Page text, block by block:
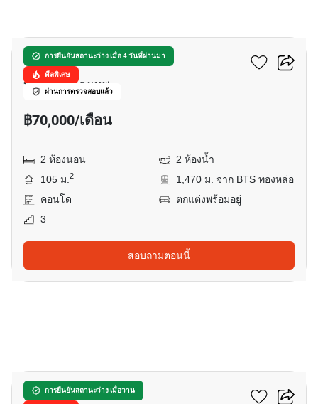
การยืนยันสถานะว่าง เมื่อ 4 วันที่ผ่านมา
ดีลพิเศษ
ผ่านการตรวจสอบแล้ว
ทองหล่อ 21 เรสซิเดนซ์
ทองหล่อ, กรุงเทพ
฿70,000/เดือน
2 ห้องนอน
2 ห้องน้ำ
105 ม.2
1,470 ม. จาก BTS ทองหล่อ
คอนโด
ตกแต่งพร้อมอยู่
3
สอบถามตอนนี้
การยืนยันสถานะว่าง เมื่อวาน
เดอะ ลุมพินี 24